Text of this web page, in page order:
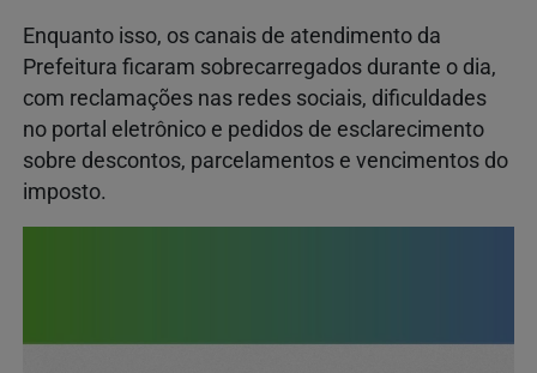
Enquanto isso, os canais de atendimento da
Prefeitura ficaram sobrecarregados durante o dia,
com reclamações nas redes sociais, dificuldades
no portal eletrônico e pedidos de esclarecimento
sobre descontos, parcelamentos e vencimentos do
imposto.